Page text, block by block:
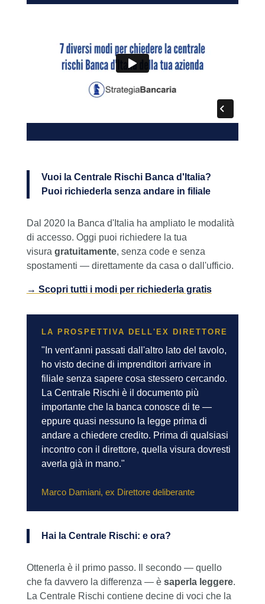
Vuoi la Centrale Rischi Banca d'Italia?
Puoi richiederla senza andare in filiale
Dal 2020 la Banca d'Italia ha ampliato le modalità
di accesso. Oggi puoi richiedere la tua
visura gratuitamente, senza code e senza
spostamenti — direttamente da casa o dall'ufficio.
→ Scopri tutti i modi per richiederla gratis
LA PROSPETTIVA DELL'EX DIRETTORE
"In vent'anni passati dall'altro lato del tavolo,
ho visto decine di imprenditori arrivare in
filiale senza sapere cosa stessero cercando.
La Centrale Rischi è il documento più
importante che la banca conosce di te —
eppure quasi nessuno la legge prima di
andare a chiedere credito. Prima di qualsiasi
incontro con il direttore, quella visura dovresti
averla già in mano."
Marco Damiani, ex Direttore deliberante
Hai la Centrale Rischi: e ora?
Ottenerla è il primo passo. Il secondo — quello
che fa davvero la differenza — è saperla leggere.
La Centrale Rischi contiene decine di voci che la